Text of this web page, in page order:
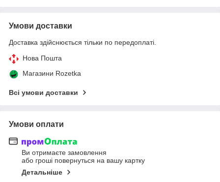
Умови доставки
Доставка здійснюється тільки по передоплаті.
Нова Пошта
Магазини Rozetka
Всі умови доставки
Умови оплати
Ви отримаєте замовлення
або гроші повернуться на вашу картку
Детальніше